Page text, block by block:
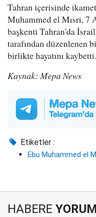
Tahran içerisinde
Muhammed el Mısri, 7
başkenti Tahran'da
tarafından düzenlenen
birlikte hayatını kaybetti.
Kaynak: Mepa News
Etiketler :
Ebu Muhammed el
HABERE